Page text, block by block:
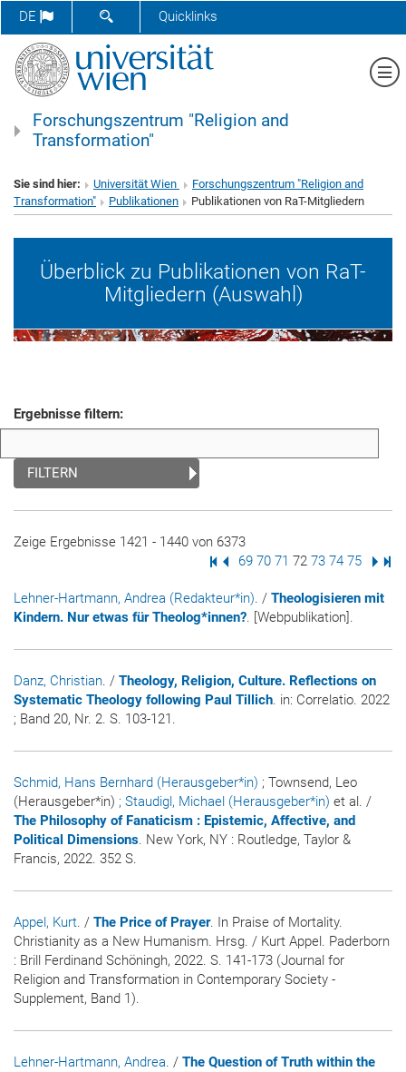
DE SUCHFORMULAR ÖFFNEN
Quicklinks
Forschungszentrum "Religion and
Transformation"
Sie sind hier: Universität Wien
Forschungszentrum "Religion and
Transformation"
Publikationen Publikationen von RaT-Mitgliedern
Überblick zu Publikationen von RaT-
Mitgliedern (Auswahl)
Ergebnisse filtern:
FILTERN
Zeige Ergebnisse 1421 - 1440 von 6373
Erste Seite
Vorige Seite
Seite
69 Seite
70 Seite
71 Seite
72 Seite
73 Seite
74 Seite
75
Lehner-Hartmann, Andrea (Redakteur*in). / Theologisieren mit
Kindern. Nur etwas für Theolog*innen?. [Webpublikation].
Danz, Christian. / Theology, Religion, Culture. Reflections on
Systematic Theology following Paul Tillich. in: Correlatio. 2022
; Band 20, Nr. 2. S. 103-121.
Schmid, Hans Bernhard (Herausgeber*in) ; Townsend, Leo
(Herausgeber*in) ; Staudigl, Michael (Herausgeber*in) et al. /
The Philosophy of Fanaticism : Epistemic, Affective, and
Political Dimensions. New York, NY : Routledge, Taylor &
Francis, 2022. 352 S.
Appel, Kurt. / The Price of Prayer. In Praise of Mortality.
Christianity as a New Humanism. Hrsg. / Kurt Appel. Paderborn
: Brill Ferdinand Schöningh, 2022. S. 141-173 (Journal for
Religion and Transformation in Contemporary Society -
Supplement, Band 1).
Lehner-Hartmann, Andrea. / The Question of Truth within the